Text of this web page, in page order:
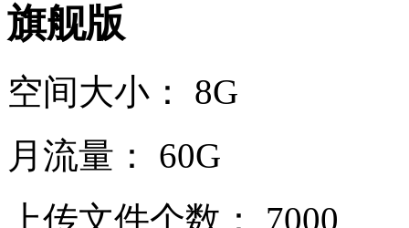
旗舰版
空间大小：
8G
月流量：
60G
上传文件个数：
7000